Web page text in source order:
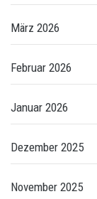
März 2026
Februar 2026
Januar 2026
Dezember 2025
November 2025